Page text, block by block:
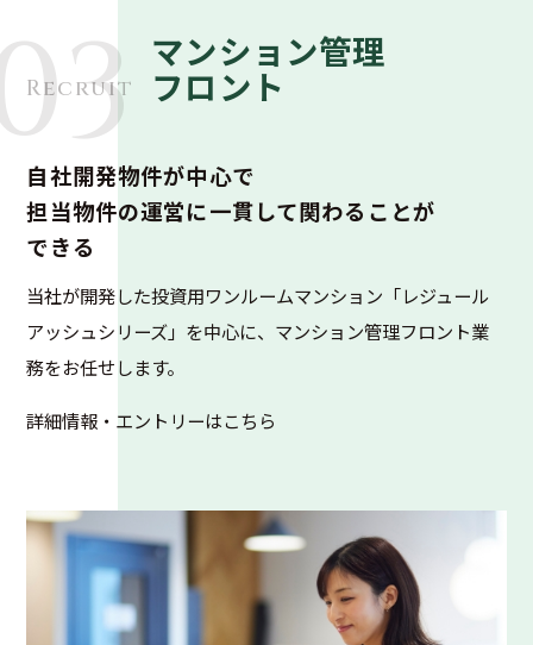
Recruit
マンション管理
フロント
自社開発物件が中心で
担当物件の運営に一貫して関わることが
できる
当社が開発した投資用ワンルームマンション「レジュール
アッシュシリーズ」を中心に、マンション管理フロント業
務をお任せします。
詳細情報・エントリーはこちら